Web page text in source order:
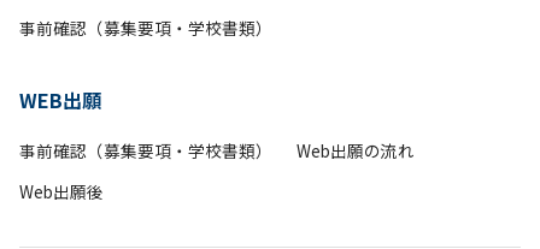
事前確認（募集要項・学校書類）
WEB出願
事前確認（募集要項・学校書類）
Web出願の流れ
Web出願後